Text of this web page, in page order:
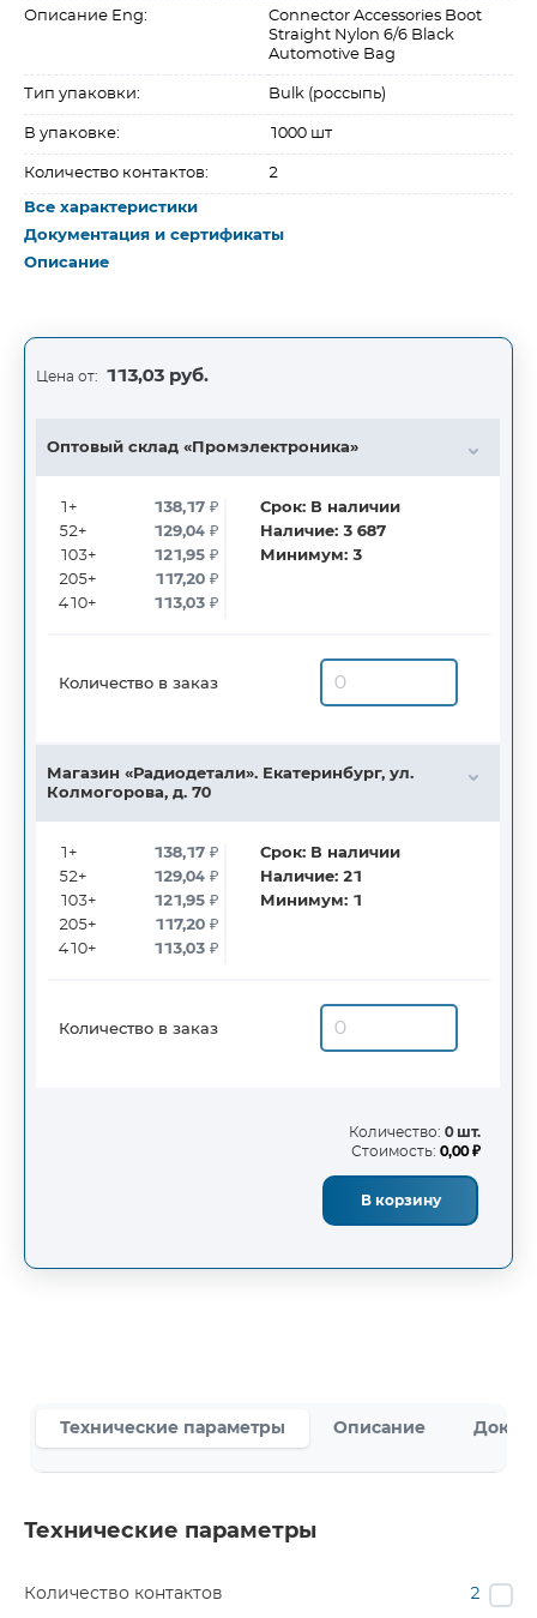
Описание Eng:
Connector Accessories Boot
Straight Nylon 6/6 Black
Automotive Bag
Тип упаковки: Bulk (россыпь)
В упаковке: 1000 шт
Количество контактов: 2
Все характеристики
Документация и сертификаты
Описание
Цена от: 113,03 руб.
Оптовый склад «Промэлектроника»
1+
52+
103+
205+
410+
138,17₽
129,04₽
121,95₽
117,20₽
113,03₽
Срок: В наличии
Наличие:3 687
Минимум:3
Количество в заказ
Магазин «Радиодетали». Екатеринбург, ул.
Колмогорова, д. 70
1+
52+
103+
205+
410+
138,17₽
129,04₽
121,95₽
117,20₽
113,03₽
Срок: В наличии
Наличие:21
Минимум: 1
Количество в заказ
Количество: 0 шт.
Стоимость: 0,00 ₽
В корзину
Технические параметры Описание
Технические параметры
Количество контактов 2